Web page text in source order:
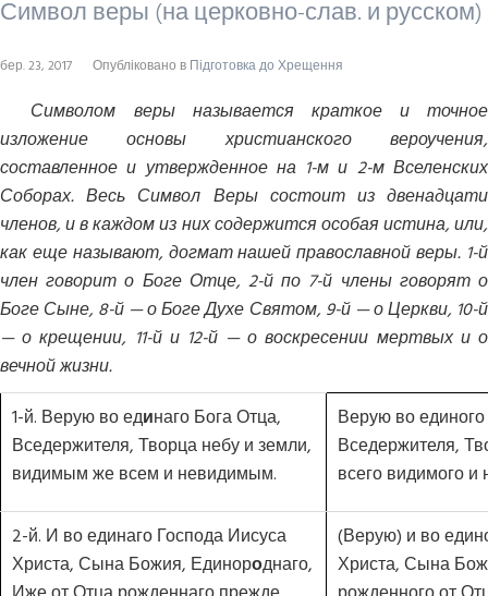
Символ веры (на церковно-слав. и русском)
бер. 23, 2017 Опубліковано в Підготовка до Хрещення
Символом веры называется краткое и точное
изложение основы христианского вероучения,
составленное и утвержденное на 1-м и 2-м Вселенских
Соборах. Весь Символ Веры состоит из двенадцати
членов, и в каждом из них содержится особая истина, или,
как еще называют, догмат нашей православной веры. 1-й
член говорит о Боге Отце, 2-й по 7-й члены говорят о
Боге Сыне, 8-й — о Боге Духе Святом, 9-й — о Церкви, 10-й
— о крещении, 11-й и 12-й — о воскресении мертвых и о
вечной жизни.
1-й. Верую во единаго Бога Отца,
Вседержителя, Творца небу и земли,
видимым же всем и невидимым.
Верую во
Вседержителя,
всего видимого и
2-й. И во единаго Господа Иисуса
Христа, Сына Божия, Единороднаго,
(Верую) и во
Христа, Сына